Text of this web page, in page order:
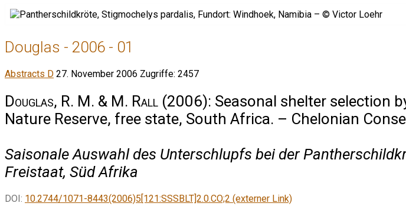
Douglas - 2006 - 01
Abstracts D 27. November 2006 Zugriffe: 2457
Douglas, R. M. & M. Rall (2006): Seasonal shelter selection
Nature Reserve, free state, South Africa. – Chelonian
Saisonale Auswahl des Unterschlupfs bei der
Freistaat, Süd Afrika
DOI: 10.2744/1071-8443(2006)5[121:SSSBLT]2.0.CO;2 (externer Link)